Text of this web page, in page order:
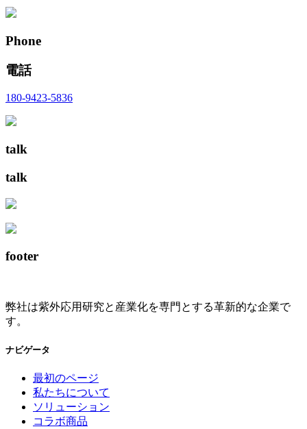
Phone
電話
180-9423-5836
talk
talk
footer
弊社は紫外応用研究と産業化を専門とする革新的な企業で
す。
ナビゲータ
最初のページ
私たちについて
ソリューション
コラボ商品